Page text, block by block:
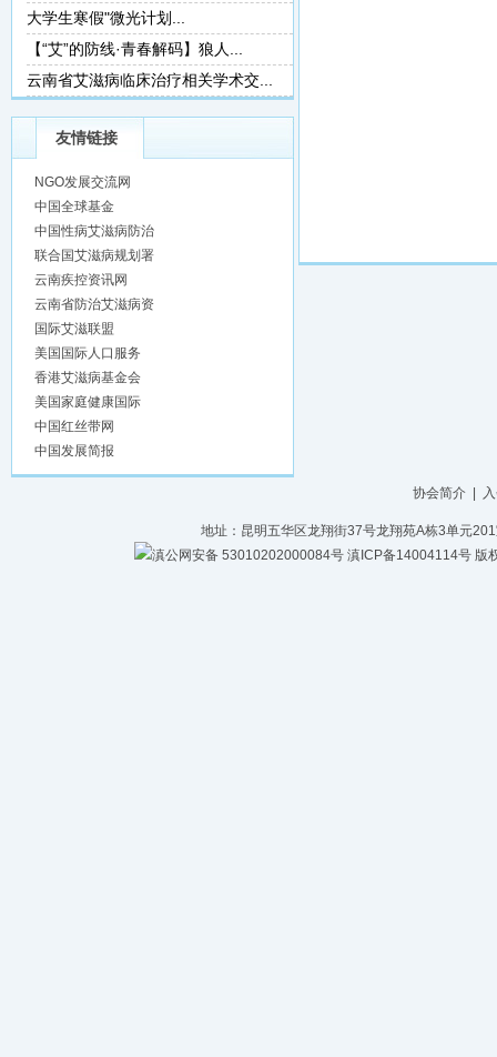
大学生寒假"微光计划...
【“艾”的防线·青春解码】狼人...
云南省艾滋病临床治疗相关学术交...
友情链接
NGO发展交流网
中国全球基金
中国性病艾滋病防治
联合国艾滋病规划署
云南疾控资讯网
云南省防治艾滋病资
国际艾滋联盟
美国国际人口服务
香港艾滋病基金会
美国家庭健康国际
中国红丝带网
中国发展简报
协会简介|
地址：昆明五华区龙翔街37号龙翔苑A栋3单元
滇公网安备 53010202000084号 滇ICP备14004114号版